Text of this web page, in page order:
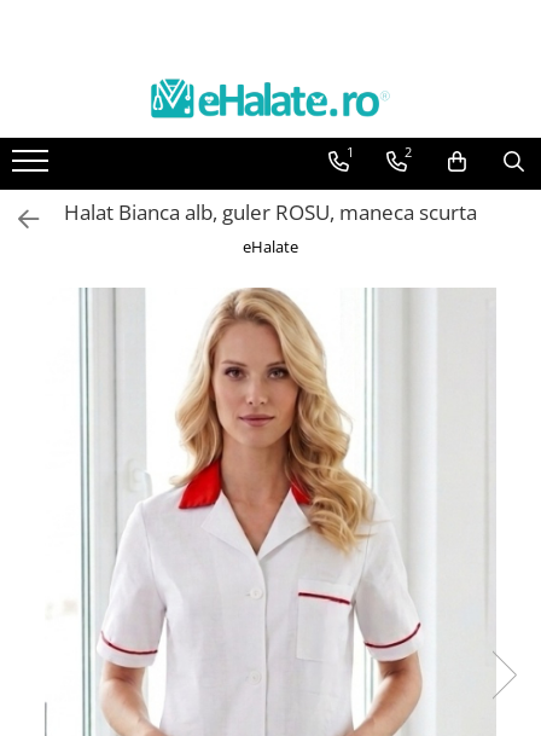
Toate Produsele
Bluze Unisex
Pantaloni Unisex
Costume Unisex
Bluze unisex cu imprimeuri
Halate medicale femei
Halate medicale barbati
Halate medicale P2 cu fluturas
Halate medicale cu nasturi
Halate medicale cu fermoar
Halate medicale polar - unisex
1 2
Halat Bianca alb, guler ROSU, maneca scurta
eHalate